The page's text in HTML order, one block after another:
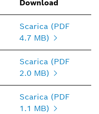
Download
Scarica (PDF
4.7 MB)
Scarica (PDF
2.0 MB)
Scarica (PDF
1.1 MB)